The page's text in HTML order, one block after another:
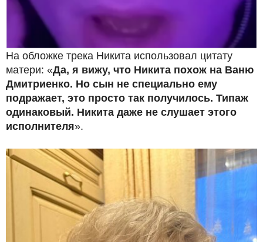
На обложке трека Никита использовал цитату
матери: «Да, я вижу, что Никита похож на Ваню
Дмитриенко. Но сын не специально ему
подражает, это просто так получилось. Типаж
одинаковый. Никита даже не слушает этого
исполнителя».